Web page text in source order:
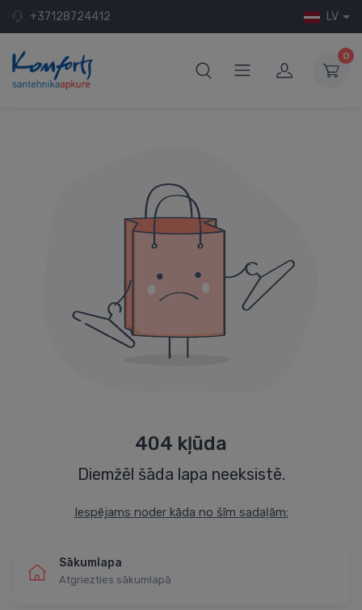
+37128724412 LV
0
404 kļūda
Diemžēl šāda lapa neeksistē.
Iespējams noder kāda no šīm sadaļām:
Sākumlapa
Atgriezties sākumlapā